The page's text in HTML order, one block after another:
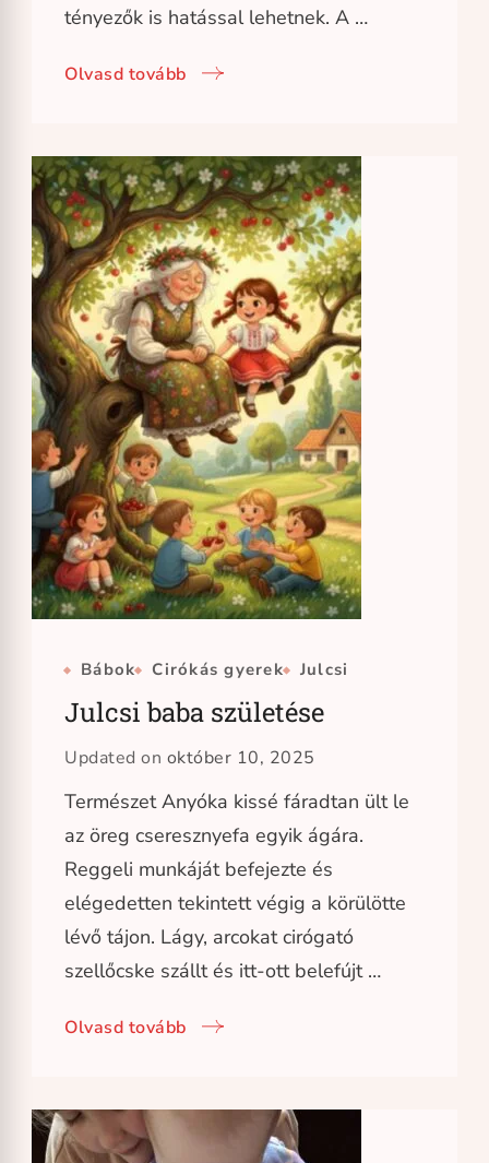
tényezők is hatással lehetnek. A …
Olvasd tovább
Bábok Cirókás gyerek Julcsi
Julcsi baba születése
Updated on október 10, 2025
Természet Anyóka kissé fáradtan ült le
az öreg cseresznyefa egyik ágára.
Reggeli munkáját befejezte és
elégedetten tekintett végig a körülötte
lévő tájon. Lágy, arcokat cirógató
szellőcske szállt és itt-ott belefújt …
Olvasd tovább